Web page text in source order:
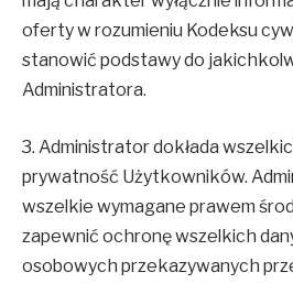
oferty w rozumieniu Kodeksu
stanowić podstawy do
Administratora.
3. Administrator dokłada
prywatność Użytkowników.
wszelkie wymagane prawem
zapewnić ochronę wszelkich
osobowych przekazywanych